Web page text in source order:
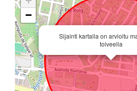
Sijainti kartalla on arvioitu
toiveella
−